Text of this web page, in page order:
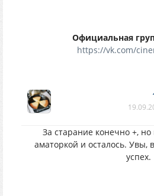
Официальная
https://vk.com/
За старание конечно +, но
аматоркой и осталось. Увы,
успех.